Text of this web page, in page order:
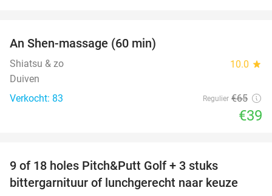
An Shen-massage (60 min)
Shiatsu & zo 10.0 star
Duiven
Verkocht: 83
Regulier €65
€39
9 of 18 holes Pitch&Putt Golf + 3 stuks
bittergarnituur of lunchgerecht naar keuze